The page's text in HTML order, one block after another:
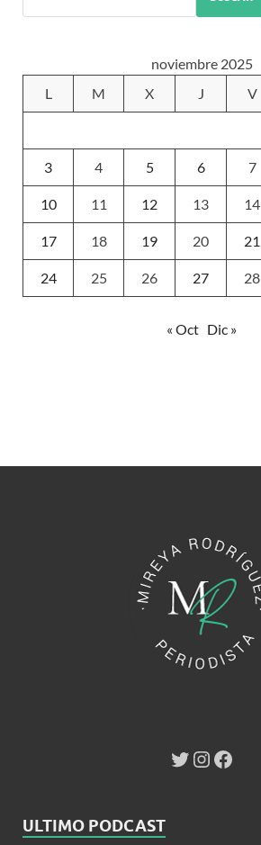
noviembre 2025
L
M X J V
3 4 5 6 7
10 11 12 13 14
17 18 19 20 21
24 25 26 27 28
« Oct Dic »
ULTIMO PODCAST